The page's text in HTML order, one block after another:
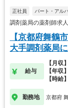
正社員 パート・アル
調剤薬局の薬剤師求
【京都府舞鶴
大手調剤薬局
給与
【月収
【年収
【時給
勤務地 京都府